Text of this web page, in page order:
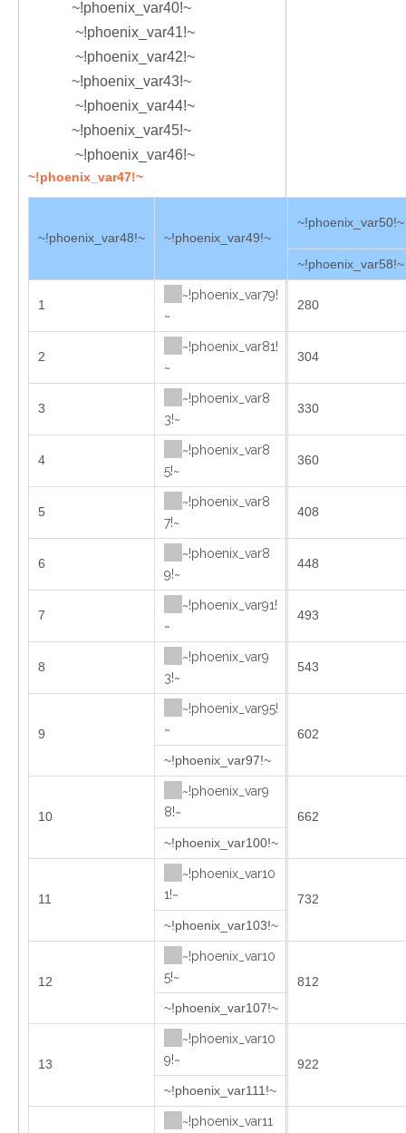
~!phoenix_var40!~
~!phoenix_var41!~
~!phoenix_var42!~
~!phoenix_var43!~
~!phoenix_var44!~
~!phoenix_var45!~
~!phoenix_var46!~
~!phoenix_var47!~
~!phoenix_var48!~ ~!phoenix_var49!~
~!phoenix_var50!~
~!phoenix_var58!~
1
~!phoenix_var79!
~
280
2
~!phoenix_var81!
~
304
3
~!phoenix_var8
3!~
330
4
~!phoenix_var8
5!~
360
5
~!phoenix_var8
7!~
408
6
~!phoenix_var8
9!~
448
7
~!phoenix_var91!
~
493
8
~!phoenix_var9
3!~
543
9
~!phoenix_var95!
~
602
~!phoenix_var97!~
10
~!phoenix_var9
8!~
662
~!phoenix_var100!~
11
~!phoenix_var10
1!~
732
~!phoenix_var103!~
12
~!phoenix_var10
5!~
812
~!phoenix_var107!~
13
~!phoenix_var10
9!~
922
~!phoenix_var111!~
~!phoenix_var11